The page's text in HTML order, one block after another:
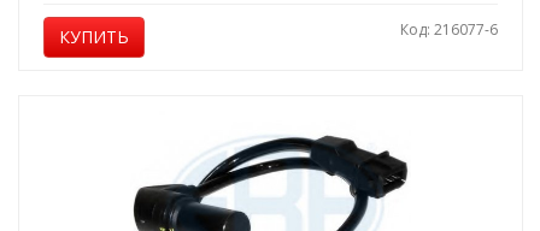
КУПИТЬ Код: 216077-6